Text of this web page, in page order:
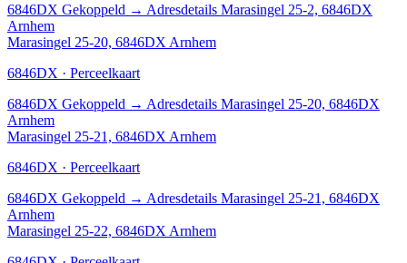
6846DX Gekoppeld → Adresdetails Marasingel 25-2, 6846DX
Arnhem
Marasingel 25-20, 6846DX Arnhem
6846DX · Perceelkaart
6846DX Gekoppeld → Adresdetails Marasingel 25-20, 6846DX
Arnhem
Marasingel 25-21, 6846DX Arnhem
6846DX · Perceelkaart
6846DX Gekoppeld → Adresdetails Marasingel 25-21, 6846DX
Arnhem
Marasingel 25-22, 6846DX Arnhem